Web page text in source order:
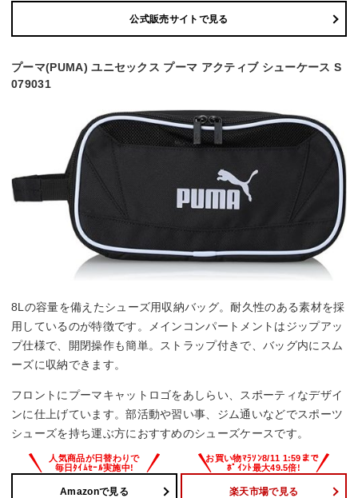
公式販売サイトで見る
プーマ(PUMA) ユニセックス プーマ アクティブ シューケース S
079031
8Lの容量を備えたシューズ用収納バッグ。耐久性のある素材を採
用しているのが特徴です。メインコンパートメントはジップアッ
プ仕様で、開閉操作も簡単。ストラップ付きで、バッグ内にスム
ーズに収納できます。
フロントにプーマキャットロゴをあしらい、スポーティなデザイ
ンに仕上げています。部活動や習い事、ジム通いなどでスポーツ
シューズを持ち運ぶ方におすすめのシューズケースです。
Amazonで見る 楽天市場で見る